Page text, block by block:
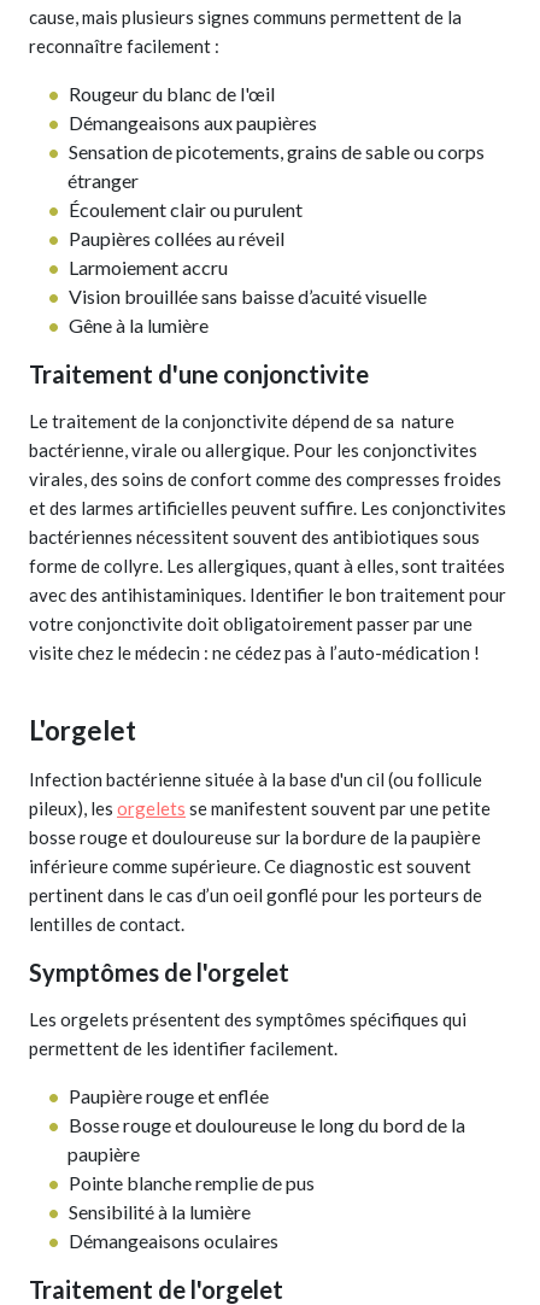
cause, mais plusieurs signes communs permettent de la
reconnaître facilement :
Rougeur du blanc de l'œil
Démangeaisons aux paupières
Sensation de picotements, grains de sable ou corps
étranger
Écoulement clair ou purulent
Paupières collées au réveil
Larmoiement accru
Vision brouillée sans baisse d’acuité visuelle
Gêne à la lumière
Traitement d'une conjonctivite
Le traitement de la conjonctivite dépend de sa nature
bactérienne, virale ou allergique. Pour les conjonctivites
virales, des soins de confort comme des compresses froides
et des larmes artificielles peuvent suffire. Les conjonctivites
bactériennes nécessitent souvent des antibiotiques sous
forme de collyre. Les allergiques, quant à elles, sont traitées
avec des antihistaminiques. Identifier le bon traitement pour
votre conjonctivite doit obligatoirement passer par une
visite chez le médecin : ne cédez pas à l’auto-médication !
L'orgelet
Infection bactérienne située à la base d'un cil (ou follicule
pileux), les orgelets se manifestent souvent par une petite
bosse rouge et douloureuse sur la bordure de la paupière
inférieure comme supérieure. Ce diagnostic est souvent
pertinent dans le cas d’un oeil gonflé pour les porteurs de
lentilles de contact.
Symptômes de l'orgelet
Les orgelets présentent des symptômes spécifiques qui
permettent de les identifier facilement.
Paupière rouge et enflée
Bosse rouge et douloureuse le long du bord de la
paupière
Pointe blanche remplie de pus
Sensibilité à la lumière
Démangeaisons oculaires
Traitement de l'orgelet